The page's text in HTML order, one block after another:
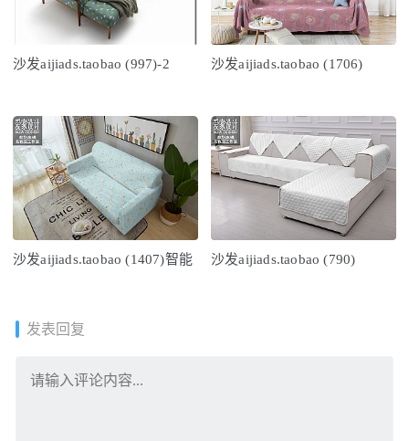
沙发aijiads.taobao (997)-2 沙发aijiads.taobao (1706)
沙发aijiads.taobao (1407)智能 沙发aijiads.taobao (790)
发表回复